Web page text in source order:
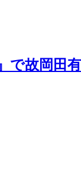
で故岡田